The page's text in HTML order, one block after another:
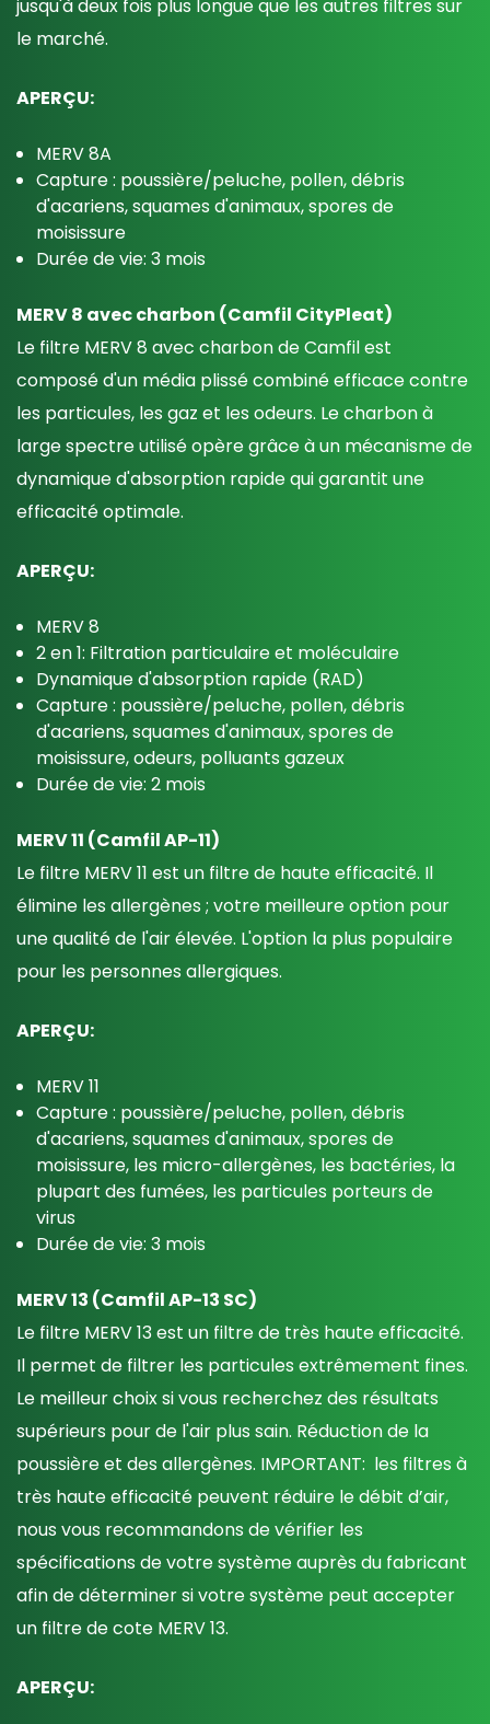
jusqu'à deux fois plus longue que les autres filtres sur
le marché.
APERÇU:
MERV 8A
Capture : poussière/peluche, pollen, débris
d'acariens, squames d'animaux, spores de
moisissure
Durée de vie: 3 mois
MERV 8 avec charbon (Camfil CityPleat)
Le filtre MERV 8 avec charbon de Camfil est
composé d'un média plissé combiné efficace contre
les particules, les gaz et les odeurs. Le charbon à
large spectre utilisé opère grâce à un mécanisme de
dynamique d'absorption rapide qui garantit une
efficacité optimale.
APERÇU:
MERV 8
2 en 1: Filtration particulaire et moléculaire
Dynamique d'absorption rapide (RAD)
Capture : poussière/peluche, pollen, débris
d'acariens, squames d'animaux, spores de
moisissure, odeurs, polluants gazeux
Durée de vie: 2 mois
MERV 11 (Camfil AP-11)
Le filtre MERV 11 est un filtre de haute efficacité. Il
élimine les allergènes ; votre meilleure option pour
une qualité de l'air élevée. L'option la plus populaire
pour les personnes allergiques.
APERÇU:
MERV 11
Capture : poussière/peluche, pollen, débris
d'acariens, squames d'animaux, spores de
moisissure, les micro-allergènes, les bactéries, la
plupart des fumées, les particules porteurs de
virus
Durée de vie: 3 mois
MERV 13 (Camfil AP-13 SC)
Le filtre MERV 13 est un filtre de très haute efficacité.
Il permet de filtrer les particules extrêmement fines.
Le meilleur choix si vous recherchez des résultats
supérieurs pour de l'air plus sain. Réduction de la
poussière et des allergènes. IMPORTANT: les filtres à
très haute efficacité peuvent réduire le débit d’air,
nous vous recommandons de vérifier les
spécifications de votre système auprès du fabricant
afin de déterminer si votre système peut accepter
un filtre de cote MERV 13.
APERÇU: